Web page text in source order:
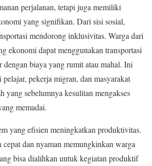
perjalanan, tetapi juga memiliki
yang signifikan. Dari sisi sosial,
mendorong inklusivitas. Warga dari
ekonomi dapat menggunakan transportasi
biaya yang rumit atau mahal. Ini
pekerja migran, dan masyarakat
yang sebelumnya kesulitan mengakses
memadai.
yang efisien meningkatkan produktivitas.
cepat dan nyaman memungkinkan warga
bisa dialihkan untuk kegiatan produktif